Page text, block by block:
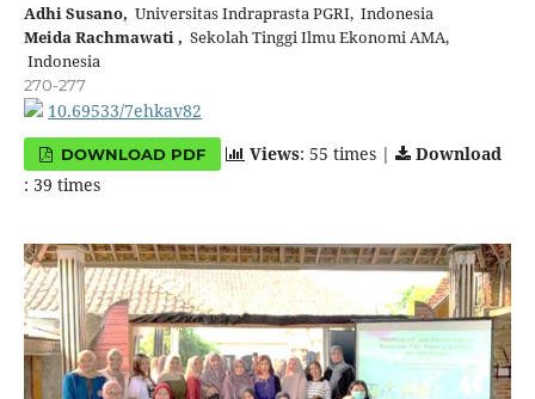
Adhi Susano, Universitas Indraprasta PGRI, Indonesia
Meida Rachmawati , Sekolah Tinggi Ilmu Ekonomi AMA,
Indonesia
270-277
10.69533/7ehkav82
DOWNLOAD PDF Views: 55 times |
Download
: 39 times